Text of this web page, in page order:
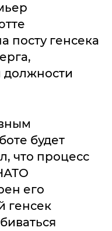
посту генсека
должности
будет
что процесс
его
генсек